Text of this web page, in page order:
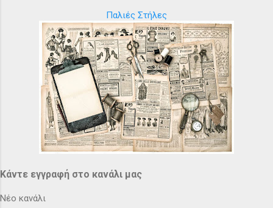
Παλιές Στήλες
Κάντε εγγραφή στο κανάλι μας
Νέο κανάλι